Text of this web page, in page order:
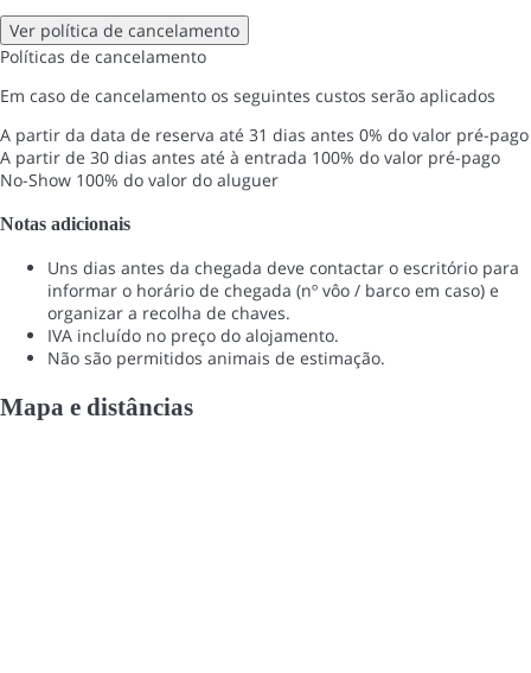
Ver política de cancelamento
Políticas de cancelamento
Em caso de cancelamento os seguintes custos serão aplicados
A partir da data de reserva até 31 dias antes 0% do valor pré-pago
A partir de 30 dias antes até à entrada 100% do valor pré-pago
No-Show 100% do valor do aluguer
Notas adicionais
Uns dias antes da chegada deve contactar o escritório para
informar o horário de chegada (nº vôo / barco em caso) e
organizar a recolha de chaves.
IVA incluído no preço do alojamento.
Não são permitidos animais de estimação.
Mapa e distâncias